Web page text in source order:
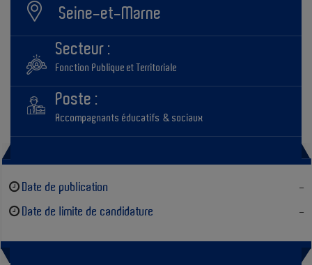
16h - 18h30 le lundi, mardi, jeudi et vendredi
Connaissances techniques :
Permis de conduire et véhicule indispensables
Bafa
Ponctualité
Discrétion et respect du secret professionnel
Seine-et-Marne
Secteur :
Fonction Publique et Territoriale
Poste :
Accompagnants éducatifs & sociaux
Date de publication
-
Date de limite de candidature
-